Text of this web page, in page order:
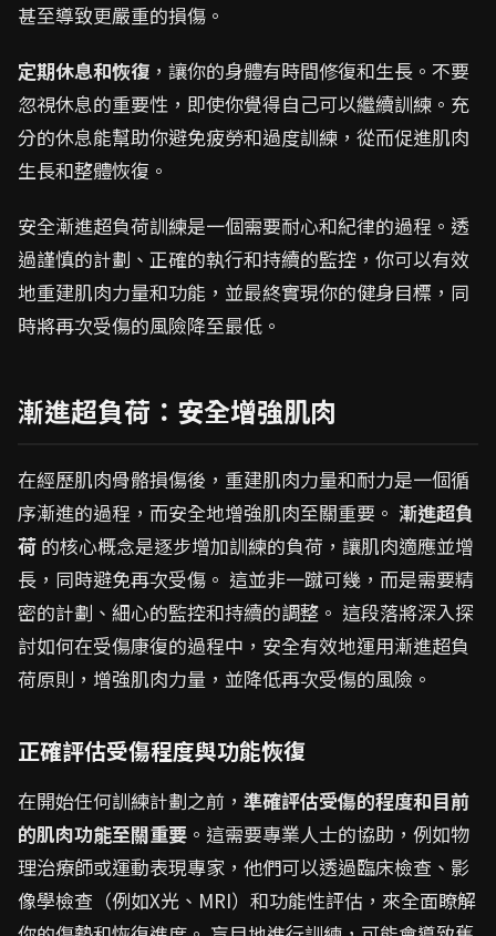
甚至導致更嚴重的損傷。
定期休息和恢復 ，讓你的身體有時間修復和生長。不要
忽視休息的重要性，即使你覺得自己可以繼續訓練。充
分的休息能幫助你避免疲勞和過度訓練，從而促進肌肉
生長和整體恢復。
安全漸進超負荷訓練是一個需要耐心和紀律的過程。透
過謹慎的計劃、正確的執行和持續的監控，你可以有效
地重建肌肉力量和功能，並最終實現你的健身目標，同
時將再次受傷的風險降至最低。
漸進超負荷：安全增強肌肉
在經歷肌肉骨骼損傷後，重建肌肉力量和耐力是一個循
序漸進的過程，而安全地增強肌肉至關重要。 漸進超負
荷 的核心概念是逐步增加訓練的負荷，讓肌肉適應並增
長，同時避免再次受傷。 這並非一蹴可幾，而是需要精
密的計劃、細心的監控和持續的調整。 這段落將深入探
討如何在受傷康復的過程中，安全有效地運用漸進超負
荷原則，增強肌肉力量，並降低再次受傷的風險。
正確評估受傷程度與功能恢復
在開始任何訓練計劃之前， 準確評估受傷的程度和目前
的肌肉功能至關重要 。這需要專業人士的協助，例如物
理治療師或運動表現專家，他們可以透過臨床檢查、影
像學檢查（例如X光、MRI）和功能性評估，來全面瞭解